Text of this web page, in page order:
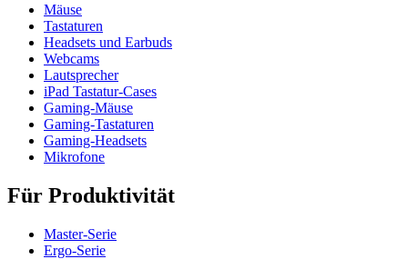
Mäuse
Tastaturen
Headsets und Earbuds
Webcams
Lautsprecher
iPad Tastatur-Cases
Gaming-Mäuse
Gaming-Tastaturen
Gaming-Headsets
Mikrofone
Für Produktivität
Master-Serie
Ergo-Serie